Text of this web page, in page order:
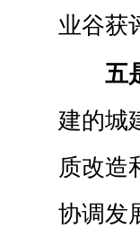
业谷获
五
建的城
质改造
协调发